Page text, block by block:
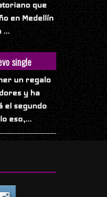
que
en Medellín
...
single
un regalo
y ha
el segundo
eso,...